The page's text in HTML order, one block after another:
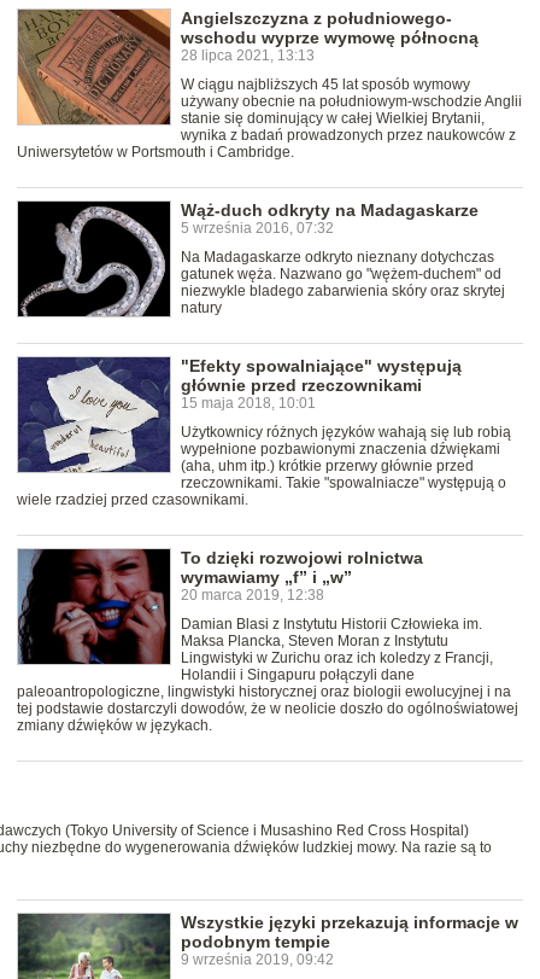
Angielszczyzna z południowego-
wschodu wyprze wymowę północną
28 lipca 2021, 13:13
W ciągu najbliższych 45 lat sposób wymowy
używany obecnie na południowym-wschodzie Anglii
stanie się dominujący w całej Wielkiej Brytanii,
wynika z badań prowadzonych przez naukowców z
Uniwersytetów w Portsmouth i Cambridge.
Wąż-duch odkryty na Madagaskarze
5 września 2016, 07:32
Na Madagaskarze odkryto nieznany dotychczas
gatunek węża. Nazwano go "wężem-duchem" od
niezwykle bladego zabarwienia skóry oraz skrytej
natury
"Efekty spowalniające" występują
głównie przed rzeczownikami
15 maja 2018, 10:01
Użytkownicy różnych języków wahają się lub robią
wypełnione pozbawionymi znaczenia dźwiękami
(aha, uhm itp.) krótkie przerwy głównie przed
rzeczownikami. Takie "spowalniacze" występują o
wiele rzadziej przed czasownikami.
To dzięki rozwojowi rolnictwa
wymawiamy „f” i „w”
20 marca 2019, 12:38
Damian Blasi z Instytutu Historii Człowieka im.
Maksa Plancka, Steven Moran z Instytutu
Lingwistyki w Zurichu oraz ich koledzy z Francji,
Holandii i Singapuru połączyli dane
paleoantropologiczne, lingwistyki historycznej oraz biologii ewolucyjnej i na
tej podstawie dostarczyli dowodów, że w neolicie doszło do ogólnoświatowej
zmiany dźwięków w językach.
(Tokyo University of Science i Musashino Red Cross Hospital)
niezbędne do wygenerowania dźwięków ludzkiej mowy. Na razie są to
Wszystkie języki przekazują informacje w
podobnym tempie
9 września 2019, 09:42